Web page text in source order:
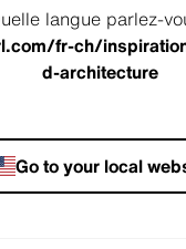
langue parlez-
fr-ch/
d-architecture
Go to your local